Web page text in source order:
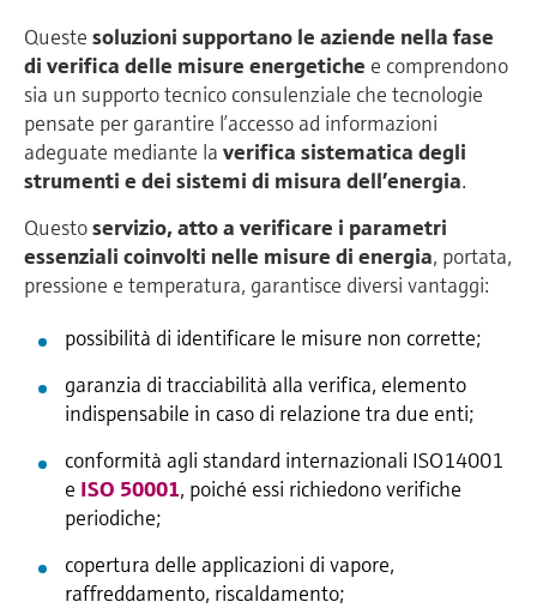
Queste soluzioni supportano le aziende nella fase
di verifica delle misure energetiche e comprendono
sia un supporto tecnico consulenziale che tecnologie
pensate per garantire l’accesso ad informazioni
adeguate mediante la verifica sistematica degli
strumenti e dei sistemi di misura dell’energia.
Questoservizio, atto a verificare i parametri
essenziali coinvolti nelle misure di energia, portata,
pressione e temperatura, garantisce diversi vantaggi:
possibilità di identificare le misure non corrette;
garanzia di tracciabilità alla verifica, elemento
indispensabile in caso di relazione tra due enti;
conformità agli standard internazionali ISO14001
e ISO 50001, poiché essi richiedono verifiche
periodiche;
copertura delle applicazioni di vapore,
raffreddamento, riscaldamento;